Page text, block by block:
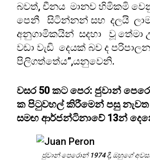
බවත්, චීනය මානව හිමිකමි
පෙනී සිටින්නන් සහ දලයි
අනුගාමිකයින් සදහා වූ තේමා
වඩා වැඩි දෙයක් බව ද
වසර 50 කට පෙර: ජුවාන්
ක පිටුවහල් කිරීමෙන් පසු
සමඟ ආර්ජන්ටිනාවේ 13න්
ජුවාන් පෙරොන් 1974 දී, ඔහුගේ